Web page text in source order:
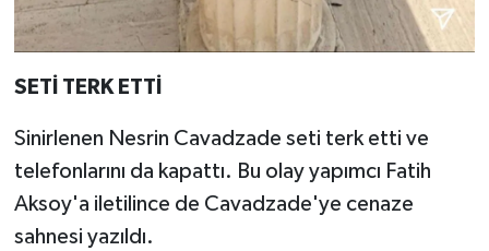
SETİ TERK ETTİ
Sinirlenen Nesrin Cavadzade seti terk etti ve
telefonlarını da kapattı. Bu olay yapımcı Fatih
Aksoy'a iletilince de Cavadzade'ye cenaze
sahnesi yazıldı.